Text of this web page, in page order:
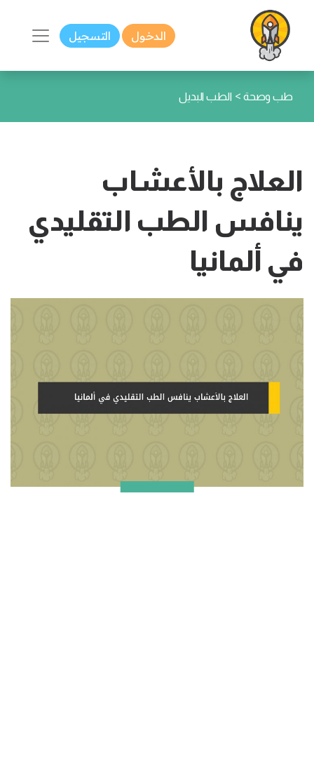
الدخول التسجيل
طب وصحة > الطب البديل
العلاج بالأعشاب
ينافس الطب التقليدي
في ألمانيا